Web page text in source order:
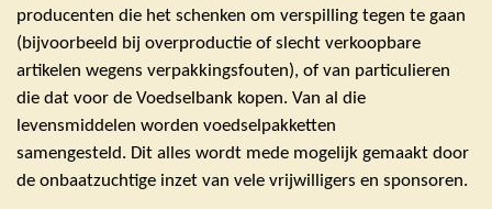
producenten die het schenken om verspilling tegen te gaan
(bijvoorbeeld bij overproductie of slecht verkoopbare
artikelen wegens verpakkingsfouten), of van particulieren
die dat voor de Voedselbank kopen. Van al die
levensmiddelen worden voedselpakketten
samengesteld. Dit alles wordt mede mogelijk gemaakt door
de onbaatzuchtige inzet van vele vrijwilligers en sponsoren.